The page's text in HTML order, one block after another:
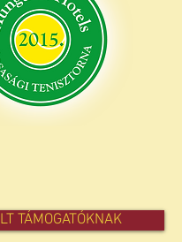
TÁMOGATÓKNAK